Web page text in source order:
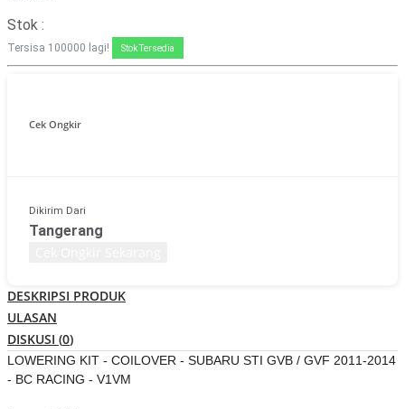
Stok :
Tersisa 100000 lagi! Stok Tersedia
Cek Ongkir
Dikirim Dari
Tangerang
DESKRIPSI PRODUK
ULASAN
DISKUSI (0)
LOWERING KIT - COILOVER - SUBARU STI GVB / GVF 2011-2014
- BC RACING - V1VM